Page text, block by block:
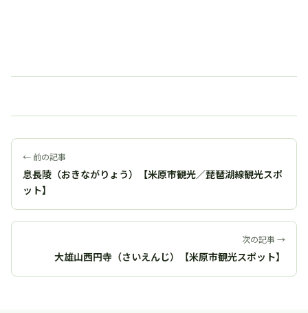
← 前の記事
息長陵（おきながりょう）【米原市観光／琵琶湖線観光スポ
ット】
次の記事 →
大雄山西円寺（さいえんじ）【米原市観光スポット】